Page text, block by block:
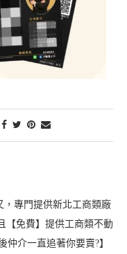
，專門提供新北工商類廠
【免費】提供工商類不動
介一直追著你要賣?】